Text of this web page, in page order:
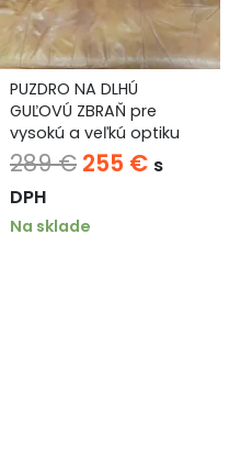
PUZDRO NA DLHÚ
GUĽOVÚ ZBRAŇ pre
vysokú a veľkú optiku
Ernesto Nobille short 120
cm
289€ Pôvodná
bola:
255 € s
DPH
Na sklade